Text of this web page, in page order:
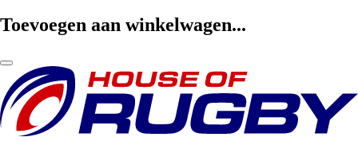
Toevoegen aan winkelwagen...